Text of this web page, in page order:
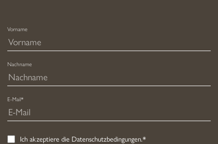
Vorname
Nachname
E-Mail*
Ich akzeptiere die Datenschutzbedingungen.*